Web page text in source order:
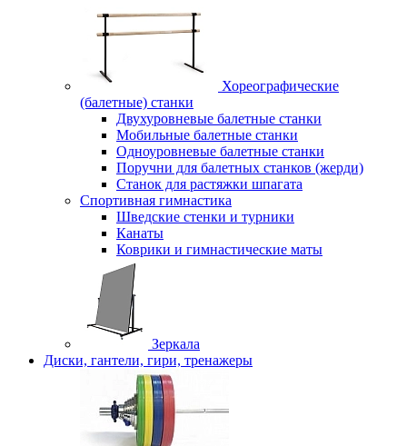
Хореографические
(балетные) станки
Двухуровневые балетные станки
Мобильные балетные станки
Одноуровневые балетные станки
Поручни для балетных станков (жерди)
Станок для растяжки шпагата
Спортивная гимнастика
Шведские стенки и турники
Канаты
Коврики и гимнастические маты
Зеркала
Диски, гантели, гири, тренажеры